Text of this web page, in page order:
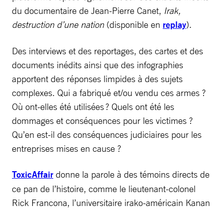
du documentaire de Jean-Pierre Canet, Irak,
destruction d’une nation (disponible en replay).
Des interviews et des reportages, des cartes et des
documents inédits ainsi que des infographies
apportent des réponses limpides à des sujets
complexes. Qui a fabriqué et/ou vendu ces armes ?
Où ont-elles été utilisées ? Quels ont été les
dommages et conséquences pour les victimes ?
Qu’en est-il des conséquences judiciaires pour les
entreprises mises en cause ?
ToxicAffair donne la parole à des témoins directs de
ce pan de l’histoire, comme le lieutenant-colonel
Rick Francona, l’universitaire irako-américain Kanan